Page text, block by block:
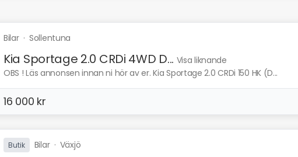
Bilar· Sollentuna
Kia Sportage 2.0 CRDi 4WD D... Visa liknande
OBS ! Läs annonsen innan ni hör av er. Kia Sportage 2.0 CRDi 150 HK (D...
16 000 kr
Butik Bilar· Växjö